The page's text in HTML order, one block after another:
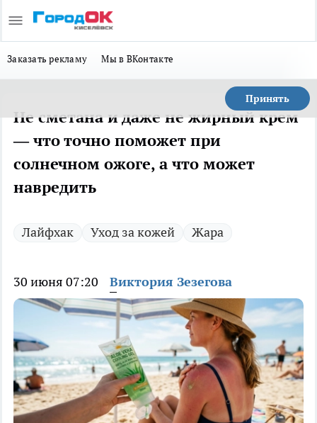
Заказать рекламу Мы в ВКонтакте
Принять
Не сметана и даже не жирный крем
— что точно поможет при
солнечном ожоге, а что может
навредить
Лайфхак Уход за кожей Жара
30 июня 07:20 Виктория Зезегова